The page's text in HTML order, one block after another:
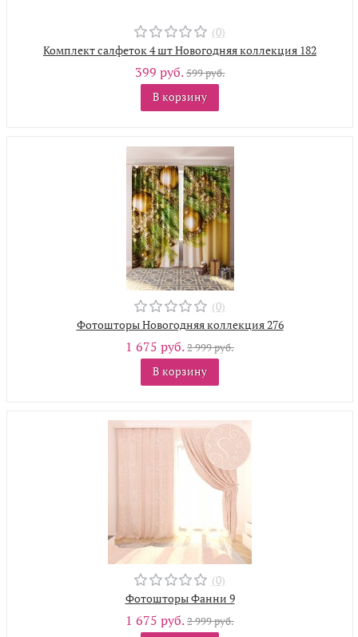
(0)
Комплект салфеток 4 шт Новогодняя коллекция 182
399 руб.599 руб.
В корзину
(0)
Фотошторы Новогодняя коллекция 276
1 675 руб.2 999 руб.
В корзину
(0)
Фотошторы Фанни 9
1 675 руб.2 999 руб.